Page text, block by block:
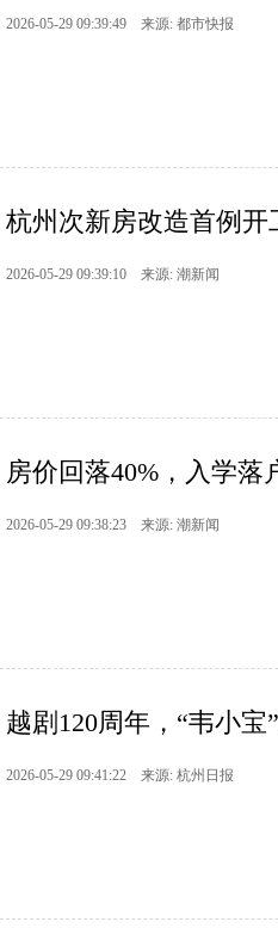
2026-05-29 09:39:49 来源: 都市快报
杭州次新房改造首例开
2026-05-29 09:39:10 来源: 潮新闻
房价回落40%，入学
2026-05-29 09:38:23 来源: 潮新闻
越剧120周年，“韦小
2026-05-29 09:41:22 来源: 杭州日报